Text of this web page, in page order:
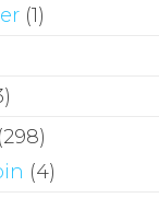
(1)
(298)
(4)